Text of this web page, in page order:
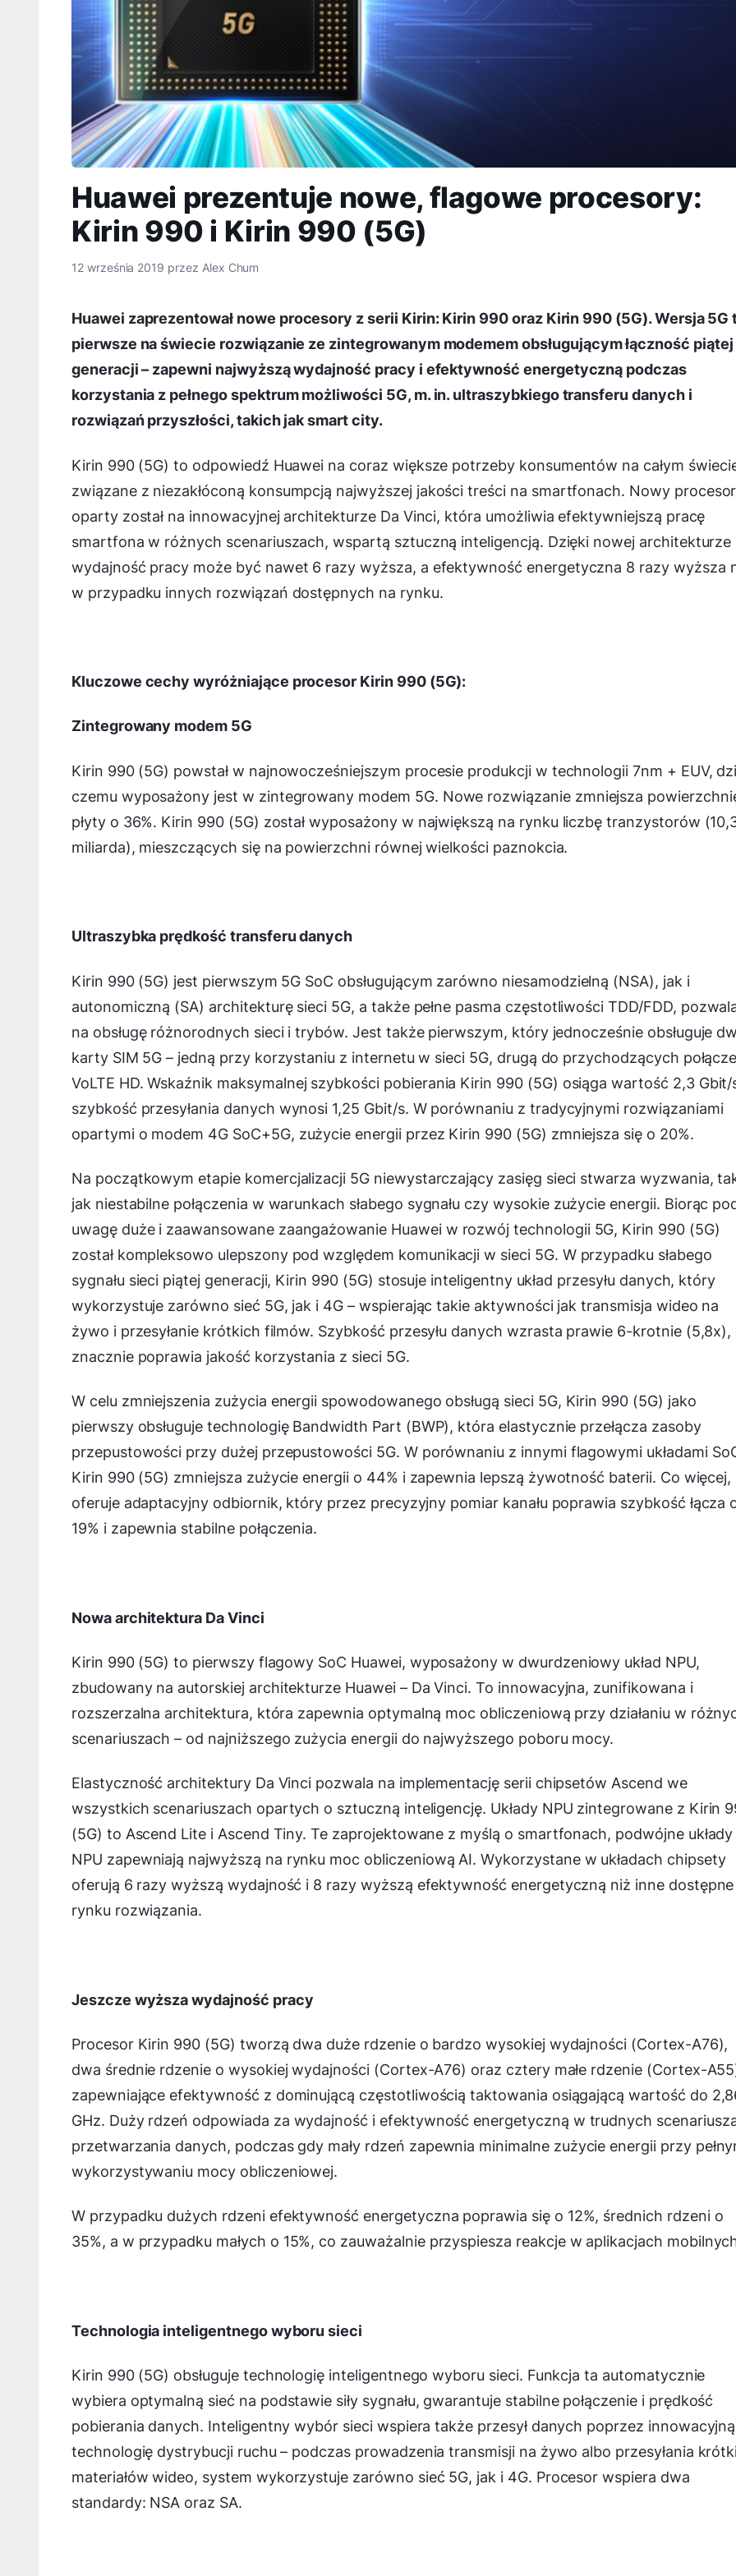
Huawei prezentuje nowe, flagowe procesory:
Kirin 990 i Kirin 990 (5G)
12 września 2019 przez Alex Chum
Huawei zaprezentował nowe procesory z serii Kirin: Kirin 990 oraz Kirin 990 (5G). Wersja 5G
pierwsze na świecie rozwiązanie ze zintegrowanym modemem obsługującym łączność piątej
generacji – zapewni najwyższą wydajność pracy i efektywność energetyczną podczas
korzystania z pełnego spektrum możliwości 5G, m. in. ultraszybkiego transferu danych i
rozwiązań przyszłości, takich jak smart city.
Kirin 990 (5G) to odpowiedź Huawei na coraz większe potrzeby konsumentów na całym
związane z niezakłóconą konsumpcją najwyższej jakości treści na smartfonach. Nowy procesor
oparty został na innowacyjnej architekturze Da Vinci, która umożliwia efektywniejszą pracę
smartfona w różnych scenariuszach, wspartą sztuczną inteligencją. Dzięki nowej architekturze
wydajność pracy może być nawet 6 razy wyższa, a efektywność energetyczna 8 razy wyższa
w przypadku innych rozwiązań dostępnych na rynku.
Kluczowe cechy wyróżniające procesor Kirin 990 (5G):
Zintegrowany modem 5G
Kirin 990 (5G) powstał w najnowocześniejszym procesie produkcji w technologii 7nm + EUV,
czemu wyposażony jest w zintegrowany modem 5G. Nowe rozwiązanie zmniejsza
płyty o 36%. Kirin 990 (5G) został wyposażony w największą na rynku liczbę tranzystorów
miliarda), mieszczących się na powierzchni równej wielkości paznokcia.
Ultraszybka prędkość transferu danych
Kirin 990 (5G) jest pierwszym 5G SoC obsługującym zarówno niesamodzielną (NSA), jak i
autonomiczną (SA) architekturę sieci 5G, a także pełne pasma częstotliwości TDD/FDD,
na obsługę różnorodnych sieci i trybów. Jest także pierwszym, który jednocześnie obsługuje
karty SIM 5G – jedną przy korzystaniu z internetu w sieci 5G, drugą do przychodzących
VoLTE HD. Wskaźnik maksymalnej szybkości pobierania Kirin 990 (5G) osiąga wartość 2,3 Gbit/
szybkość przesyłania danych wynosi 1,25 Gbit/s. W porównaniu z tradycyjnymi rozwiązaniami
opartymi o modem 4G SoC+5G, zużycie energii przez Kirin 990 (5G) zmniejsza się o 20%.
Na początkowym etapie komercjalizacji 5G niewystarczający zasięg sieci stwarza wyzwania,
jak niestabilne połączenia w warunkach słabego sygnału czy wysokie zużycie energii. Biorąc
uwagę duże i zaawansowane zaangażowanie Huawei w rozwój technologii 5G, Kirin 990 (5G)
został kompleksowo ulepszony pod względem komunikacji w sieci 5G. W przypadku słabego
sygnału sieci piątej generacji, Kirin 990 (5G) stosuje inteligentny układ przesyłu danych, który
wykorzystuje zarówno sieć 5G, jak i 4G – wspierając takie aktywności jak transmisja wideo na
żywo i przesyłanie krótkich filmów. Szybkość przesyłu danych wzrasta prawie 6-krotnie (5,8x),
znacznie poprawia jakość korzystania z sieci 5G.
W celu zmniejszenia zużycia energii spowodowanego obsługą sieci 5G, Kirin 990 (5G) jako
pierwszy obsługuje technologię Bandwidth Part (BWP), która elastycznie przełącza zasoby
przepustowości przy dużej przepustowości 5G. W porównaniu z innymi flagowymi układami
Kirin 990 (5G) zmniejsza zużycie energii o 44% i zapewnia lepszą żywotność baterii. Co więcej,
oferuje adaptacyjny odbiornik, który przez precyzyjny pomiar kanału poprawia szybkość łącza
19% i zapewnia stabilne połączenia.
Nowa architektura Da Vinci
Kirin 990 (5G) to pierwszy flagowy SoC Huawei, wyposażony w dwurdzeniowy układ NPU,
zbudowany na autorskiej architekturze Huawei – Da Vinci. To innowacyjna, zunifikowana i
rozszerzalna architektura, która zapewnia optymalną moc obliczeniową przy działaniu w
scenariuszach – od najniższego zużycia energii do najwyższego poboru mocy.
Elastyczność architektury Da Vinci pozwala na implementację serii chipsetów Ascend we
wszystkich scenariuszach opartych o sztuczną inteligencję. Układy NPU zintegrowane z Kirin
(5G) to Ascend Lite i Ascend Tiny. Te zaprojektowane z myślą o smartfonach, podwójne układy
NPU zapewniają najwyższą na rynku moc obliczeniową AI. Wykorzystane w układach chipsety
oferują 6 razy wyższą wydajność i 8 razy wyższą efektywność energetyczną niż inne dostępne
rynku rozwiązania.
Jeszcze wyższa wydajność pracy
Procesor Kirin 990 (5G) tworzą dwa duże rdzenie o bardzo wysokiej wydajności (Cortex-A76),
dwa średnie rdzenie o wysokiej wydajności (Cortex-A76) oraz cztery małe rdzenie (Cortex-
zapewniające efektywność z dominującą częstotliwością taktowania osiągającą wartość do
GHz. Duży rdzeń odpowiada za wydajność i efektywność energetyczną w trudnych
przetwarzania danych, podczas gdy mały rdzeń zapewnia minimalne zużycie energii przy
wykorzystywaniu mocy obliczeniowej.
W przypadku dużych rdzeni efektywność energetyczna poprawia się o 12%, średnich rdzeni o
35%, a w przypadku małych o 15%, co zauważalnie przyspiesza reakcje w aplikacjach
Technologia inteligentnego wyboru sieci
Kirin 990 (5G) obsługuje technologię inteligentnego wyboru sieci. Funkcja ta automatycznie
wybiera optymalną sieć na podstawie siły sygnału, gwarantuje stabilne połączenie i prędkość
pobierania danych. Inteligentny wybór sieci wspiera także przesył danych poprzez innowacyjną
technologię dystrybucji ruchu – podczas prowadzenia transmisji na żywo albo przesyłania
materiałów wideo, system wykorzystuje zarówno sieć 5G, jak i 4G. Procesor wspiera dwa
standardy: NSA oraz SA.